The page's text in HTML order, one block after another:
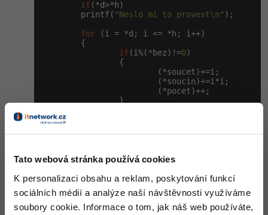
Tato webová stránka používá cookies
K personalizaci obsahu a reklam, poskytování funkcí
sociálních médií a analýze naší návštěvnosti využíváme
soubory cookie. Informace o tom, jak náš web používáte,
Elektronický podpis
Fórum
if (*d>*h)
        printf(
"Neslo mi to provest\n" );
for (i = *d; i <= *h; i++)
        {
if (i%(*bez)!=0)
                {
                        (*soucet)+=i;
                        (*soucin)+=i*i;
                        (*pocet)++;
                }